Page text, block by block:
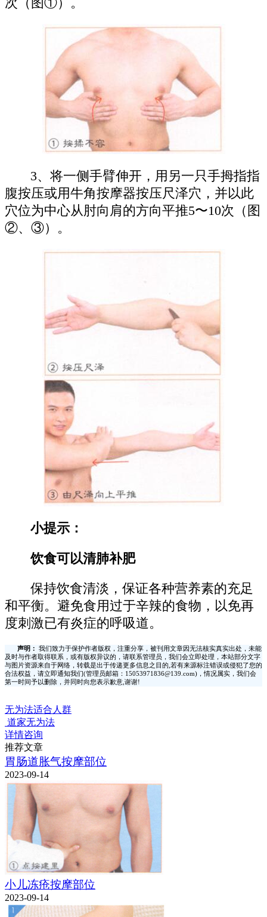
3、将一侧手臂伸开，用另一只手拇指指
腹按压或用牛角按摩器按压尺泽穴，并以此
穴位为中心从肘向肩的方向平推5〜10次（图
②、③）。
小提示：
饮食可以清肺补肥
保持饮食清淡，保证各种营养素的充足
和平衡。避免食用过于辛辣的食物，以免再
度刺激已有炎症的呼吸道。
声明：
我们致力于保护作者版权，注重分享，被刊用文章因无法核实真实出处，未能
及时与作者取得联系，或有版权异议的，请联系管理员，我们会立即处理，本站部分文字
与图片资源来自于网络，转载是出于传递更多信息之目的,若有来源标注错误或侵犯了您的
合法权益，请立即通知我们(管理员邮箱：15053971836@139.com)，情况属实，我们会
第一时间予以删除，并同时向您表示歉意,谢谢!
无为法适合人群
道家无为法
详情咨询
推荐文章
胃肠道胀气按摩部位
2023-09-14
小儿冻疮按摩部位
2023-09-14